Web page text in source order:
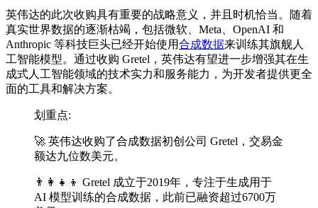
英伟达的此次收购具有重要的战略意义，并且时机恰当。随着
真实世界数据的逐渐枯竭，包括微软、Meta、OpenAI 和
Anthropic 等科技巨头已经开始使用合成数据来训练其旗舰人
工智能模型。通过收购 Gretel，英伟达有望进一步增强其在生
成式人工智能领域的技术实力和服务能力，为开发者提供更全
面的工具和解决方案。
划重点:
🚀 英伟达收购了合成数据初创公司 Gretel，交易金
额达九位数美元。
👨‍👩‍👧‍👦 Gretel 成立于2019年，专注于生成用于
AI 模型训练的合成数据，此前已融资超过6700万